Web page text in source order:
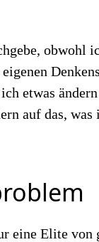
obwohl
etwas
auf das, was
eine Elite von